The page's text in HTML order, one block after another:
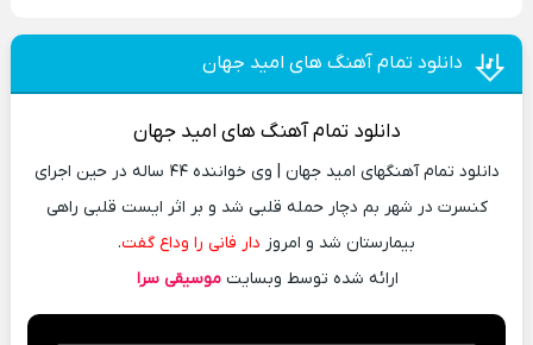
دانلود تمام آهنگ های امید جهان
دانلود تمام آهنگ های امید جهان
دانلود تمام آهنگهای امید جهان | وی خواننده ۴۴ ساله در حین اجرای
کنسرت در شهر بم دچار حمله قلبی شد و بر اثر ایست قلبی راهی
بیمارستان شد و امروز دار فانی را وداع گفت.
ارائه شده توسط وبسایتموسیقی سرا